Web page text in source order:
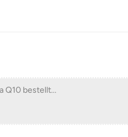
Q10 bestellt...